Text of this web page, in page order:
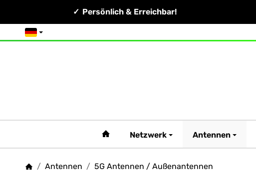
Persönlich & Erreichbar!
Deutsch
#custom.linkHome#
Netzwerk Antennen
/ Antennen / 5G Antennen / Außenantennen